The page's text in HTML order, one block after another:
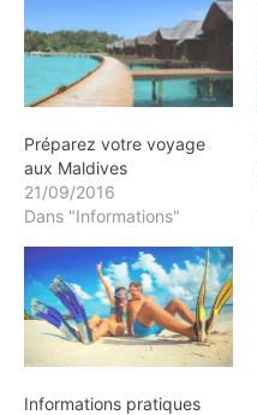
Préparez votre voyage
aux Maldives
21/09/2016
Dans "Informations"
Informations pratiques